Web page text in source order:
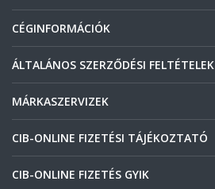
CÉGINFORMÁCIÓK
ÁLTALÁNOS SZERZŐDÉSI FELTÉTELEK
MÁRKASZERVIZEK
CIB-ONLINE FIZETÉSI TÁJÉKOZTATÓ
CIB-ONLINE FIZETÉS GYIK